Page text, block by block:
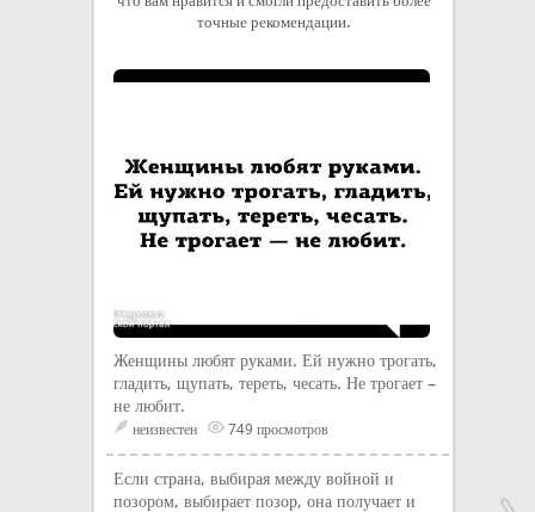
точные рекомендации.
Женщины любят руками. Ей нужно трогать,
гладить, щупать, тереть, чесать. Не трогает –
не любит.
неизвестен 749 просмотров
Если страна, выбирая между войной и
позором, выбирает позор, она получает и